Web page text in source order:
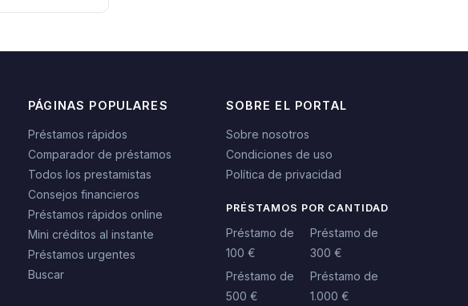
PÁGINAS POPULARES
Préstamos rápidos
Comparador de préstamos
Todos los prestamistas
Consejos financieros
Préstamos rápidos online
Mini créditos al instante
Préstamos urgentes
Buscar
SOBRE EL PORTAL
Sobre nosotros
Condiciones de uso
Política de privacidad
PRÉSTAMOS POR CANTIDAD
Préstamo de
100 €
Préstamo de
300 €
Préstamo de
500 €
Préstamo de
1.000 €